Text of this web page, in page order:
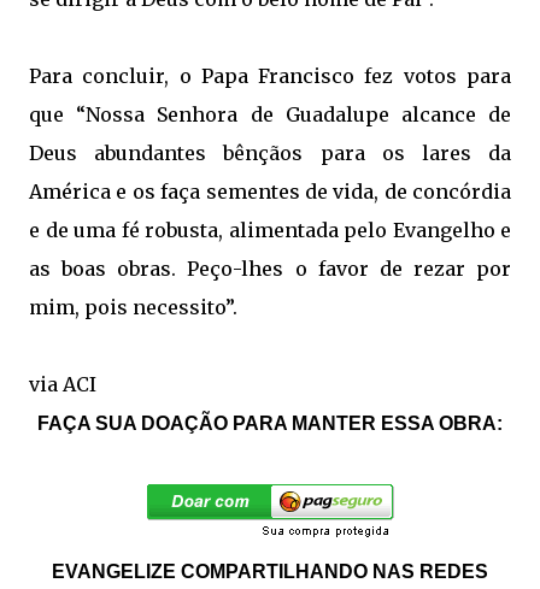
Para concluir, o Papa Francisco fez votos para
que “Nossa Senhora de Guadalupe alcance de
Deus abundantes bênçãos para os lares da
América e os faça sementes de vida, de concórdia
e de uma fé robusta, alimentada pelo Evangelho e
as boas obras. Peço-lhes o favor de rezar por
mim, pois necessito”.
via ACI
FAÇA SUA DOAÇÃO PARA MANTER ESSA OBRA:
EVANGELIZE COMPARTILHANDO NAS REDES